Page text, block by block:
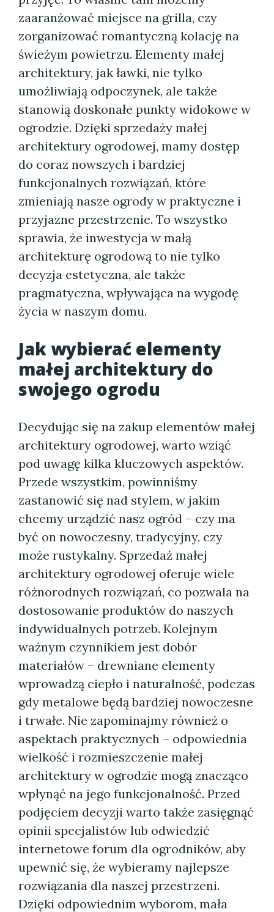
zaaranżować miejsce na grilla, czy
zorganizować romantyczną kolację na
świeżym powietrzu. Elementy małej
architektury, jak ławki, nie tylko
umożliwiają odpoczynek, ale także
stanowią doskonałe punkty widokowe w
ogrodzie. Dzięki sprzedaży małej
architektury ogrodowej, mamy dostęp
do coraz nowszych i bardziej
funkcjonalnych rozwiązań, które
zmieniają nasze ogrody w praktyczne i
przyjazne przestrzenie. To wszystko
sprawia, że inwestycja w małą
architekturę ogrodową to nie tylko
decyzja estetyczna, ale także
pragmatyczna, wpływająca na wygodę
życia w naszym domu.
Jak wybierać elementy
małej architektury do
swojego ogrodu
Decydując się na zakup elementów małej
architektury ogrodowej, warto wziąć
pod uwagę kilka kluczowych aspektów.
Przede wszystkim, powinniśmy
zastanowić się nad stylem, w jakim
chcemy urządzić nasz ogród – czy ma
być on nowoczesny, tradycyjny, czy
może rustykalny. Sprzedaż małej
architektury ogrodowej oferuje wiele
różnorodnych rozwiązań, co pozwala na
dostosowanie produktów do naszych
indywidualnych potrzeb. Kolejnym
ważnym czynnikiem jest dobór
materiałów – drewniane elementy
wprowadzą ciepło i naturalność, podczas
gdy metalowe będą bardziej nowoczesne
i trwałe. Nie zapominajmy również o
aspektach praktycznych – odpowiednia
wielkość i rozmieszczenie małej
architektury w ogrodzie mogą znacząco
wpłynąć na jego funkcjonalność. Przed
podjęciem decyzji warto także zasięgnąć
opinii specjalistów lub odwiedzić
internetowe forum dla ogrodników, aby
upewnić się, że wybieramy najlepsze
rozwiązania dla naszej przestrzeni.
Dzięki odpowiednim wyborom, mała